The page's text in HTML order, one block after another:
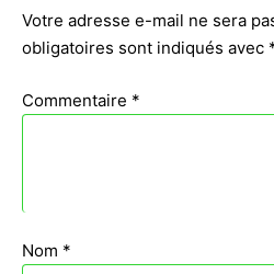
Votre adresse e-mail ne sera
obligatoires sont indiqués avec
Commentaire *
Nom *